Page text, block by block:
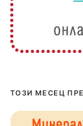
ТОЗИ МЕСЕЦ